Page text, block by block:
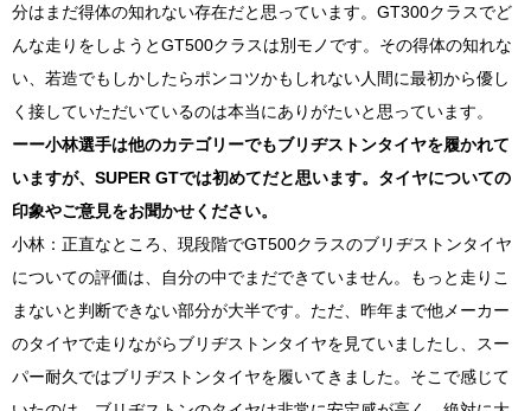
分はまだ得体の知れない存在だと思っています。 GT300クラスでど
んな走りをしようとGT500クラスは別モノです。その得体の知れな
い、若造でもしかしたらポンコツかもしれない人間に最初から優し
く接していただいているのは本当にありがたいと思っています。
ーー小林選手は他のカテゴリーでもブリヂストンタイヤを履かれて
いますが、 SUPER GTでは初めてだと思います。タイヤについての
印象やご意見をお聞かせください。
小林：正直なところ、現段階でGT500クラスのブリヂストンタイヤ
についての評価は、自分の中でまだできていません。もっと走りこ
まないと判断できない部分が大半です。ただ、昨年まで他メーカー
のタイヤで走りながらブリヂストンタイヤを見ていましたし、スー
パー耐久ではブリヂストンタイヤを履いてきました。そこで感じて